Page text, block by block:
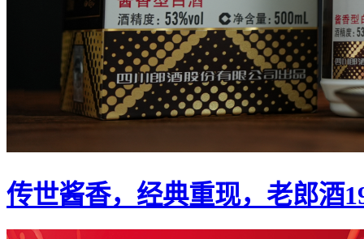
传世酱香，经典重现，老郎酒